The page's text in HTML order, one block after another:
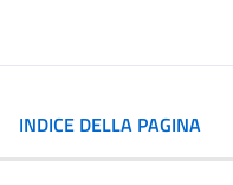
INDICE DELLA PAGINA